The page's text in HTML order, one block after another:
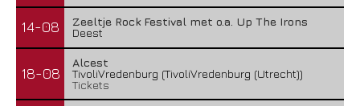
14-08
Zeeltje Rock Festival met o.a. Up The Irons
Deest
18-08
Alcest
TivoliVredenburg (TivoliVredenburg (Utrecht))
Tickets